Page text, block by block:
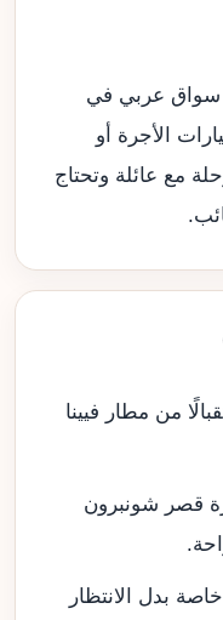
سواق عربي في
الأجرة أو
مع عائلة وتحتاج
من مطار فيينا
قصر شونبرون
بدل الانتظار